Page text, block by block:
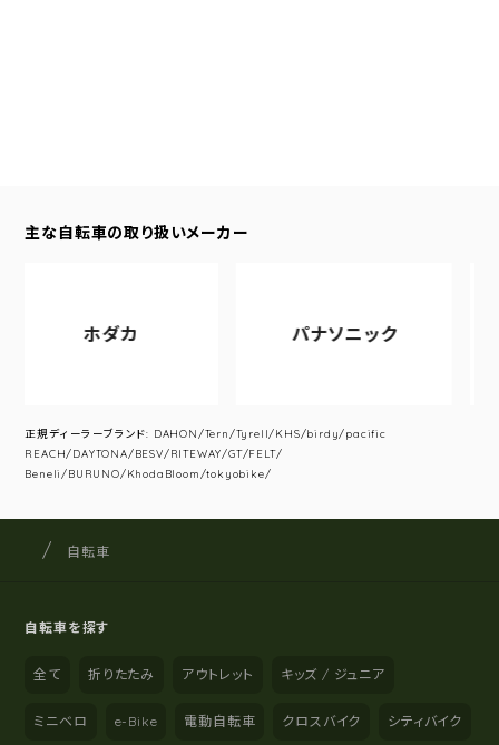
主な自転車の取り扱いメーカー
ホダカ パナソニック
正規ディーラーブランド: DAHON/Tern/Tyrell/KHS/birdy/pacific
REACH/DAYTONA/BESV/RITEWAY/GT/FELT/
Beneli/BURUNO/KhodaBloom/tokyobike/
サイト内の現在地
サイクルショップナカゴヤ
自転車
自転車を探す
全て 折りたたみ アウトレット キッズ / ジュニア
ミニベロ e-Bike 電動自転車 クロスバイク シティバイク